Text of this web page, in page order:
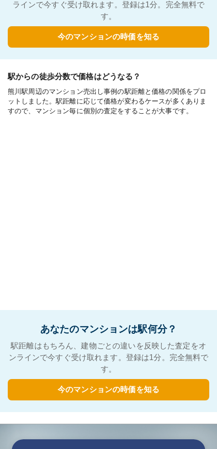
ラインで今すぐ受け取れます。登録は1分。完全無料で
す。
今のマンションの時価を知る
駅からの徒歩分数で価格はどうなる？
熊川駅周辺のマンション売出し事例の駅距離と価格の関係をプロ
ットしました。駅距離に応じて価格が変わるケースが多くありま
すので、マンション毎に個別の査定をすることが大事です。
あなたのマンションは駅何分？
駅距離はもちろん、建物ごとの違いを反映した査定をオ
ンラインで今すぐ受け取れます。登録は1分。完全無料で
す。
今のマンションの時価を知る